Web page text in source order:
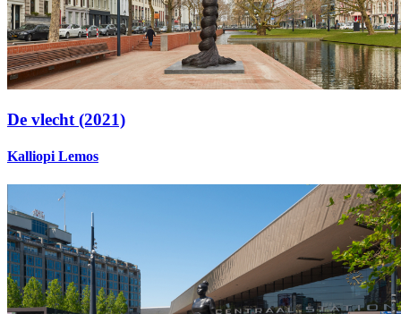
De vlecht (2021)
Kalliopi Lemos